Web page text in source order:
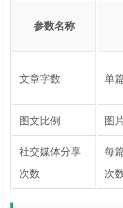
参数名称
文章字数 单
图文比例 图
社交媒体分享
次数
每
次